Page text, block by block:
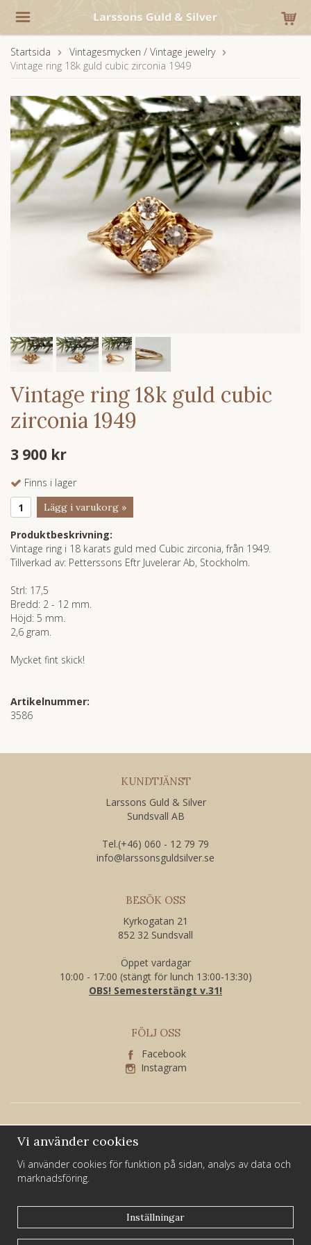
Startsida
Vintagesmycken / Vintage jewelry
Vintage ring 18k guld cubic zirconia 1949
Vintage ring 18k guld cubic
zirconia 1949
3 900 kr
Finns i lager
Lägg i varukorg »
Produktbeskrivning:
Vintage ring i 18 karats guld med Cubic zirconia, från 1949.
Tillverkad av: Petterssons Eftr Juvelerar Ab, Stockholm.
Strl: 17,5
Bredd: 2 - 12 mm.
Höjd: 5 mm.
2,6 gram.
Mycket fint skick!
Artikelnummer:
3586
KUNDTJÄNST
Larssons Guld & Silver
Sundsvall AB
Tel.(+46) 060 - 12 79 79
​info@larssonsguldsilver.se
BESÖK OSS
Kyrkogatan 21
852 32 Sundsvall
Öppet vardagar
10:00 - 17:00 (stängt för lunch 13:00-13:30)
OBS! Semesterstängt v.31!
FÖLJ OSS
Facebook
Instagram
Sundsvall i över 40 år.
Du hittar oss på Kyrkogatan 21 i centrala Sundsvall.
Vi använder cookies
Vi använder cookies för funktion på sidan, analys av data och
marknadsföring.
Inställningar